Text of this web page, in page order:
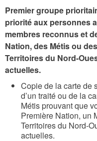
Premier groupe
priorité aux personnes
membres reconnus et
Nation, des Métis ou
Territoires du Nord-
actuelles.
Copie de la carte de
d’un traité ou de la
Métis prouvant que
Première Nation, un
Territoires du Nord-
actuelles.